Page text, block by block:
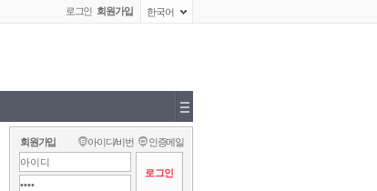
로그인 회원가입 한국어
회원가입 아이디/비번 인증메일